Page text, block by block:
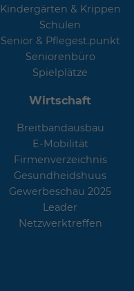
Kindergärten & Krippen
Schulen
Senior & Pflegest.punkt
Seniorenbüro
Spielplätze
Wirtschaft
Breitbandausbau
E-Mobilität
Firmenverzeichnis
Gesundheidshuus
Gewerbeschau 2025
Leader
Netzwerktreffen